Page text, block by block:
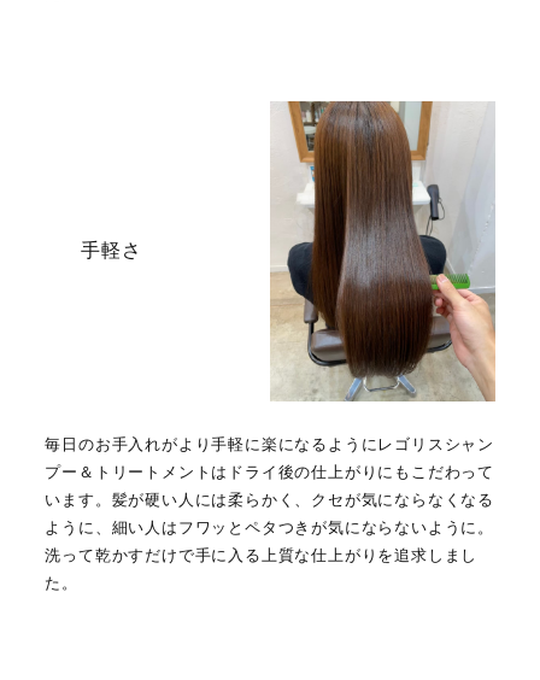
手軽さ
毎日のお手入れがより手軽に楽になるようにレゴリスシャン
プー＆トリートメントはドライ後の仕上がりにもこだわって
います。髪が硬い人には柔らかく、クセが気にならなくなる
ように、細い人はフワッとペタつきが気にならないように。
洗って乾かすだけで手に入る上質な仕上がりを追求しまし
た。